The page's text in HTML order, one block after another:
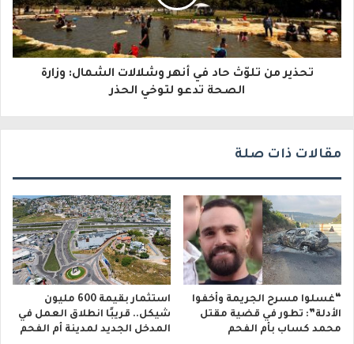
ر
و
تحذير من تلوّث حاد في أنهر وشلالات الشمال: وزارة
الصحة تدعو لتوخي الحذر
مقالات ذات صلة
“غسلوا مسرح الجريمة وأخفوا
الأدلة”: تطور في قضية مقتل
محمد كساب بأم الفحم
استثمار بقيمة 600 مليون
شيكل.. قريبًا انطلاق العمل في
المدخل الجديد لمدينة أم الفحم